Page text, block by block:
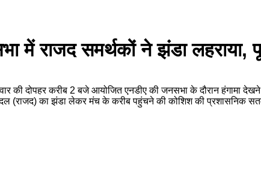
में राजद समर्थकों ने झंडा लहराया,
की दोपहर करीब 2 बजे आयोजित एनडीए की जनसभा के दौरान हंगामा
दल (राजद) का झंडा लेकर मंच के करीब पहुंचने की कोशिश की प्रशासनिक